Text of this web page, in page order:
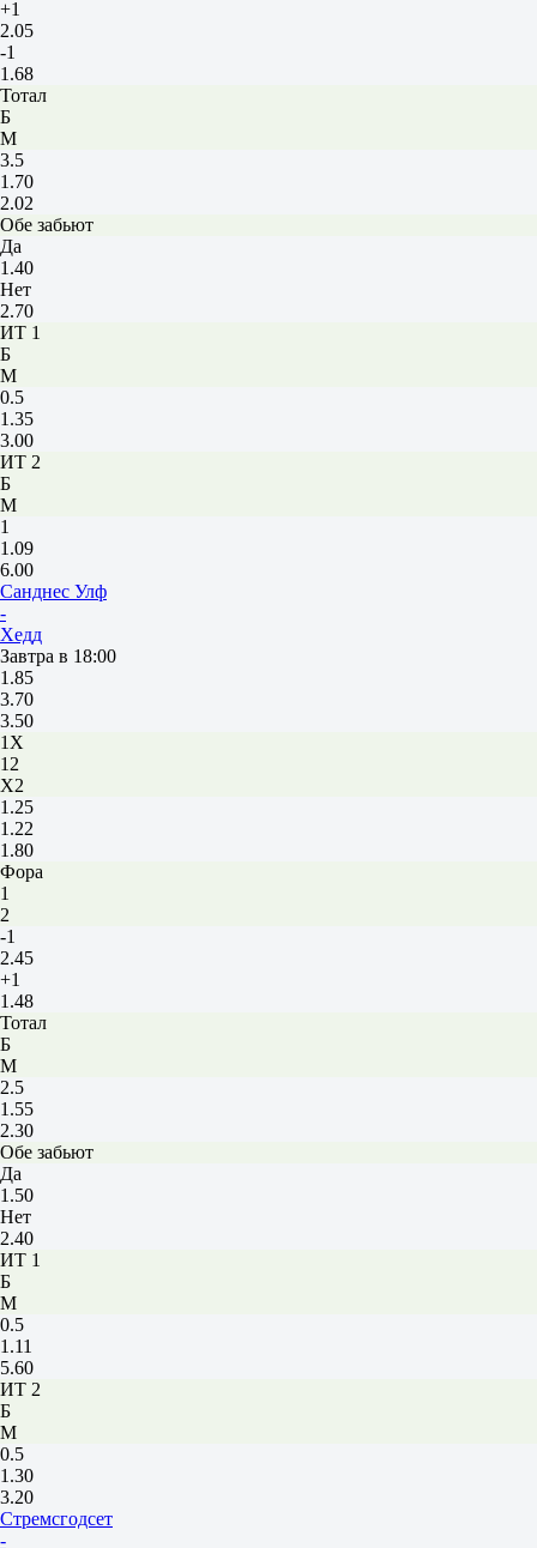
+1
2.05
-1
1.68
Тотал
Б
М
3.5
1.70
2.02
Обе забьют
Да
1.40
Нет
2.70
ИТ 1
Б
М
0.5
1.35
3.00
ИТ 2
Б
М
1
1.09
6.00
Санднес Улф
-
Хедд
Завтра в 18:00
1.85
3.70
3.50
1X
12
X2
1.25
1.22
1.80
Фора
1
2
-1
2.45
+1
1.48
Тотал
Б
М
2.5
1.55
2.30
Обе забьют
Да
1.50
Нет
2.40
ИТ 1
Б
М
0.5
1.11
5.60
ИТ 2
Б
М
0.5
1.30
3.20
Стремсгодсет
-